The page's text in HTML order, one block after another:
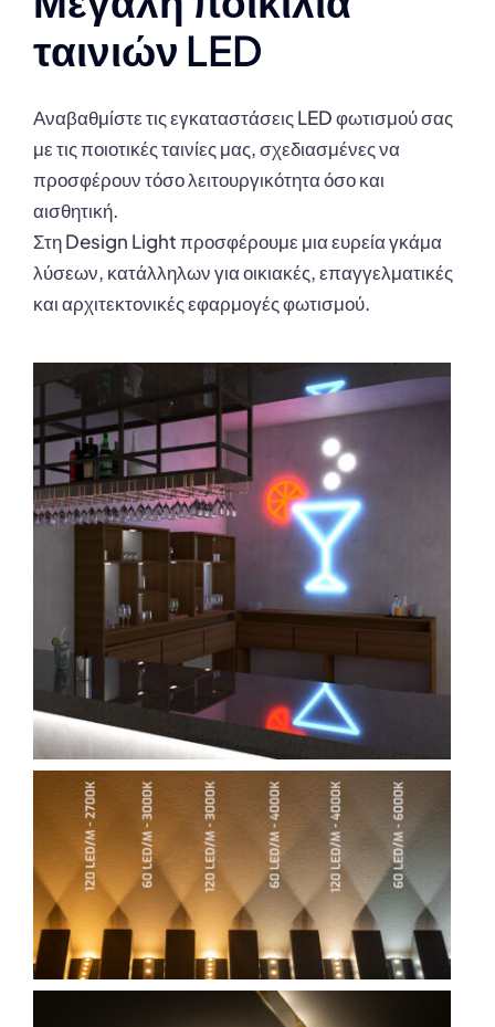
ταινιών LED
Αναβαθμίστε τις εγκαταστάσεις LED φωτισμού σας
με τις ποιοτικές ταινίες μας, σχεδιασμένες να
προσφέρουν τόσο λειτουργικότητα όσο και
αισθητική.
Στη Design Light προσφέρουμε μια ευρεία γκάμα
λύσεων, κατάλληλων για οικιακές, επαγγελματικές
και αρχιτεκτονικές εφαρμογές φωτισμού.